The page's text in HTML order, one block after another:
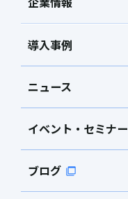
導入事例
ニュース
イベント・セミナー
ブログ